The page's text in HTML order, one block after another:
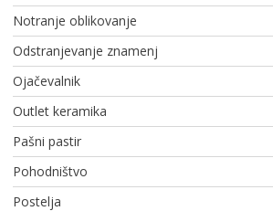
Notranje oblikovanje
Odstranjevanje znamenj
Ojačevalnik
Outlet keramika
Pašni pastir
Pohodništvo
Postelja